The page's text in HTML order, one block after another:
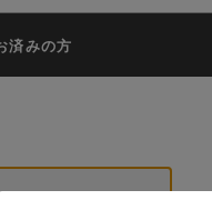
済みの方